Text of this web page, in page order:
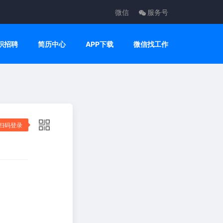
微信 服务号
招聘 简历中心 APP下载 微信找工作
码登录